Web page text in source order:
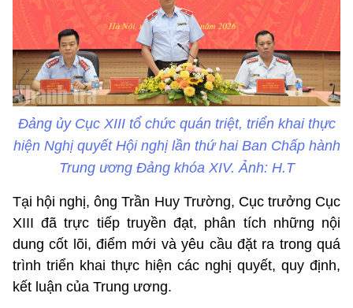
Đảng ủy Cục XIII tổ chức quán triệt, triển khai thực
hiện Nghị quyết Hội nghị lần thứ hai Ban Chấp hành
Trung ương Đảng khóa XIV. Ảnh: H.T
Tại hội nghị, ông Trần Huy Trường, Cục trưởng Cục
XIII đã trực tiếp truyền đạt, phân tích những nội
dung cốt lõi, điểm mới và yêu cầu đặt ra trong quá
trình triển khai thực hiện các nghị quyết, quy định,
kết luận của Trung ương.